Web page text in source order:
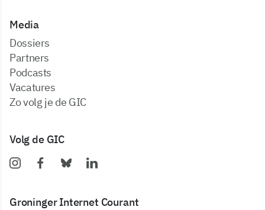
Media
dossiers
partners
podcasts
vacatures
zo volg je de GIC
Volg de GIC
Groninger Internet Courant